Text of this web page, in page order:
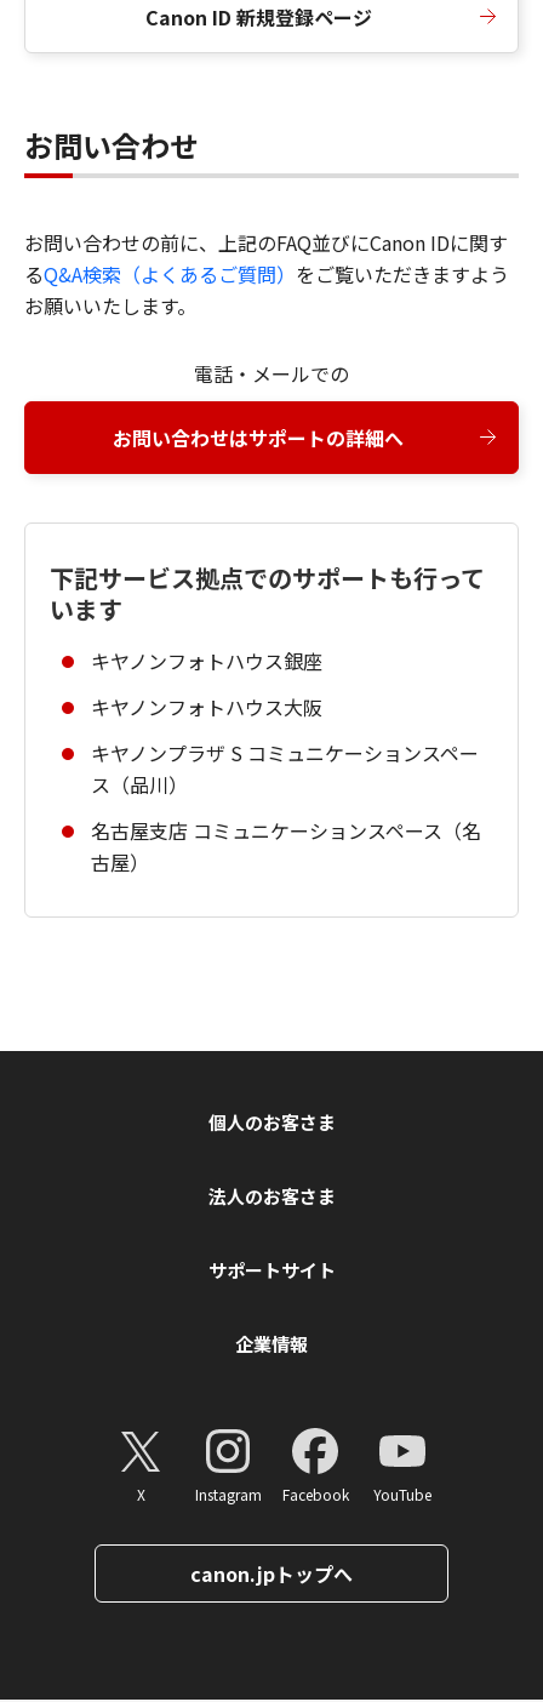
Canon ID 新規登録ページ
お問い合わせ
お問い合わせの前に、上記のFAQ並びにCanon IDに関す
るQ&A検索（よくあるご質問） をご覧いただきますよう
お願いいたします。
電話・メールでの
お問い合わせはサポートの詳細へ
下記サービス拠点でのサポートも行って
います
キヤノンフォトハウス銀座
キヤノンフォトハウス大阪
キヤノンプラザ S コミュニケーションスペー
ス（品川）
名古屋支店 コミュニケーションスペース（名
古屋）
個人のお客さま
法人のお客さま
サポートサイト
企業情報
X Instagram Facebook YouTube
canon.jpトップへ